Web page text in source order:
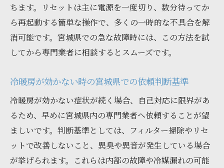
ちます。リセットは主に電源を一度切り、数分待ってか
ら再起動する簡単な操作で、多くの一時的な不具合を解
消可能です。宮城県での急な故障時には、この方法を試
してから専門業者に相談するとスムーズです。
冷暖房が効かない時の宮城県での依頼判断基準
冷暖房が効かない症状が続く場合、自己対応に限界があ
るため、早めに宮城県内の専門業者へ依頼することが望
ましいです。判断基準としては、フィルター掃除やリセ
ットで改善しないこと、異臭や異音が発生している場合
が挙げられます。これらは内部の故障や冷媒漏れの可能